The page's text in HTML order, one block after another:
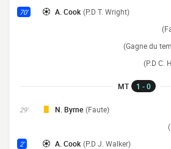
70' A. Cook (P.D T. Wright)
(Gagne du
(P.D C.
MT 1 - 0
29' N. Byrne (Faute)
2' A. Cook (P.D J. Walker)